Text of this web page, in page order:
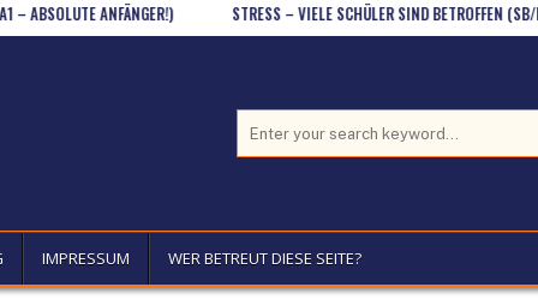
ANFÄNGER!) STRESS – VIELE SCHÜLER SIND BETROFFEN (SB/B2)
IMPRESSUM WER BETREUT DIESE SEITE?